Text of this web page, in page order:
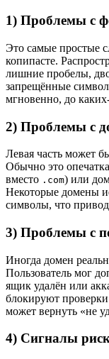
1) Проблемы с
Это самые простые
копипасте.
лишние пробелы,
запрещённые
мгновенно, до
2) Проблемы с
Левая часть может
Обычно это
вместо .com) или
Некоторые домены
символы, что
3) Проблемы с
Иногда домен
Пользователь мог
ящик удалён или
блокируют
может вернуть «не
4) Сигналы